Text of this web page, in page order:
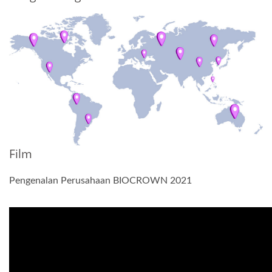
Film
Pengenalan Perusahaan BIOCROWN 2021